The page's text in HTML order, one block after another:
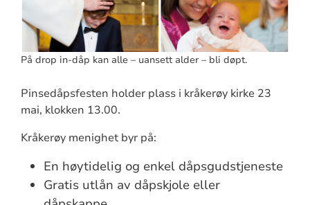
På drop in-dåp kan alle – uansett alder – bli døpt.
Pinsedåpsfesten holder plass i kråkerøy kirke 23
mai, klokken 13.00.
Kråkerøy menighet byr på:
En høytidelig og enkel dåpsgudstjeneste
Gratis utlån av dåpskjole eller